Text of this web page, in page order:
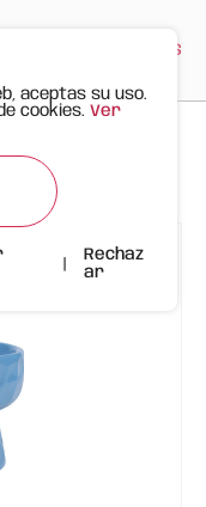
ES
| Azul
aceptas su uso.
cookies. Ver
Rechaz
ar